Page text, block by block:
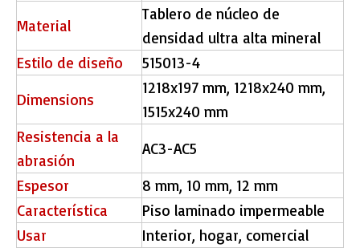
Material
Tablero de núcleo de
densidad ultra alta mineral
Estilo de diseño
515013-4
Dimensions
1218x197 mm, 1218x240 mm,
1515x240 mm
Resistencia a la
abrasión
AC3-AC5
Espesor
8 mm, 10 mm, 12 mm
Característica
Piso laminado impermeable
Usar
Interior, hogar, comercial